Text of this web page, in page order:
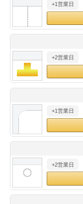
ード印刷
刷
印刷
印刷
フォルダー
ファイル印刷
ァイル印刷
形マル型
印刷
刷
名刺印刷
印刷
ムカード印刷
28
29 30
・・休業日
+1営業日
+2営業日
+1営業日
+2営業日